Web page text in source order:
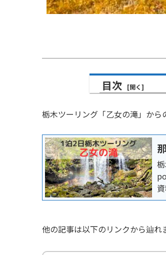
目次
栃木ツーリング「乙女の滝」から
他の記事は以下のリンクから辿れ